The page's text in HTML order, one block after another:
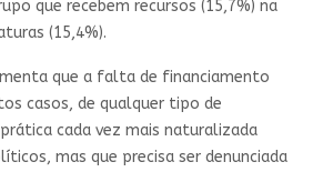
que recebem recursos (15,7%) na
(15,4%).
que a falta de financiamento
casos, de qualquer tipo de
cada vez mais naturalizada
mas que precisa ser denunciada